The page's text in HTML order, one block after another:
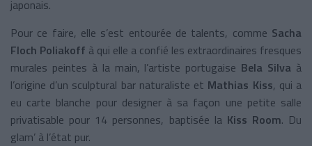
japonais.
Pour ce faire, elle s’est entourée de talents, comme Sacha
Floch Poliakoff à qui elle a confié les extraordinaires fresques
murales peintes à la main, l’artiste portugaise Bela Silva à
l’origine d’un sculptural bar naturaliste et Mathias Kiss, qui a
eu carte blanche pour designer à sa façon une petite salle
privatisable pour 14 personnes, baptisée la Kiss Room. Du
glam’ à l’état pur.